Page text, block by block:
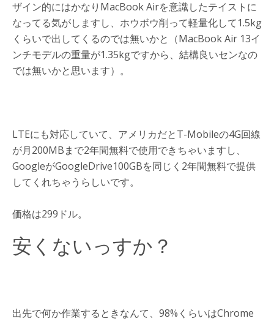
ザイン的にはかなりMacBook Airを意識したテイストに
なってる気がしますし、ホウボウ削って軽量化して1.5kg
くらいで出してくるのでは無いかと（MacBook Air 13イ
ンチモデルの重量が1.35kgですから、結構良いセンなの
では無いかと思います）。
LTEにも対応していて、アメリカだとT-Mobileの4G回線
が月200MBまで2年間無料で使用できちゃいますし、
GoogleがGoogleDrive100GBを同じく2年間無料で提供
してくれちゃうらしいです。
価格は299ドル。
安くないっすか？
出先で何か作業するときなんて、98%くらいはChrome